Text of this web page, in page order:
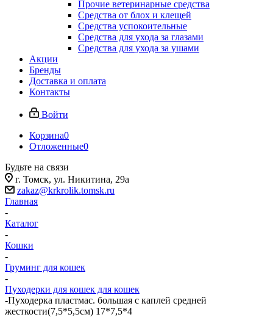
Прочие ветеринарные средства
Средства от блох и клещей
Средства успокоительные
Средства для ухода за глазами
Средства для ухода за ушами
Акции
Бренды
Доставка и оплата
Контакты
Войти
Корзина0
Отложенные0
Будьте на связи
г. Томск, ​ул. Никитина, 29а
zakaz@krkrolik.tomsk.ru
Главная
-
Каталог
-
Кошки
-
Груминг для кошек
-
Пуходерки для кошек для кошек
-Пуходерка пластмас. большая с каплей средней
жесткости(7,5*5,5см) 17*7,5*4